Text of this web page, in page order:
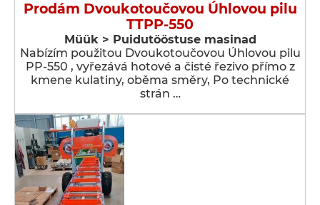
Prodám Dvoukotoučovou Úhlovou pilu
TTPP-550
Müük > Puidutööstuse masinad
Nabízím použitou Dvoukotoučovou Úhlovou pilu
PP-550 , vyřezává hotové a čisté řezivo přímo z
kmene kulatiny, oběma směry, Po technické
strán …